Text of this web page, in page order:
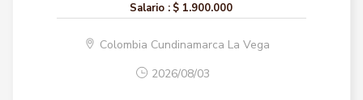
Salario : $ 1.900.000
Colombia Cundinamarca La Vega
2026/08/03